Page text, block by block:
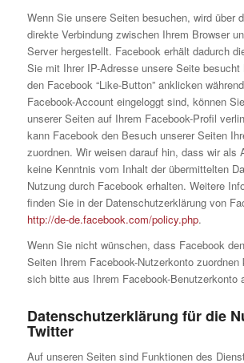
Wenn Sie unsere Seiten besuchen, wird über
direkte Verbindung zwischen Ihrem Browser
Server hergestellt. Facebook erhält dadurch
Sie mit Ihrer IP-Adresse unsere Seite besucht
den Facebook “Like-Button” anklicken
Facebook-Account eingeloggt sind, können
unserer Seiten auf Ihrem Facebook-Profil
kann Facebook den Besuch unserer Seiten
zuordnen. Wir weisen darauf hin, dass wir als
keine Kenntnis vom Inhalt der übermittelten
Nutzung durch Facebook erhalten. Weitere
finden Sie in der Datenschutzerklärung von
http://de-de.facebook.com/policy.php.
Wenn Sie nicht wünschen, dass Facebook
Seiten Ihrem Facebook-Nutzerkonto zuordnen
sich bitte aus Ihrem Facebook-Benutzerkonto
Datenschutzerklärung für die
Twitter
Auf unseren Seiten sind Funktionen des